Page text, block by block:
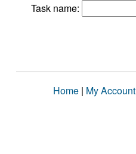
Task name:
Home | My Account